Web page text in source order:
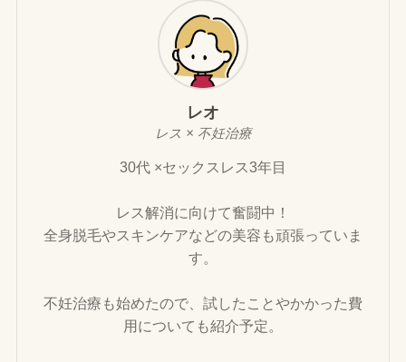
レオ
レス × 不妊治療
30代 ×セックスレス3年目
レス解消に向けて奮闘中！
全身脱毛やスキンケアなどの美容も頑張っていま
す。
不妊治療も始めたので、試したことやかかった費
用についても紹介予定。